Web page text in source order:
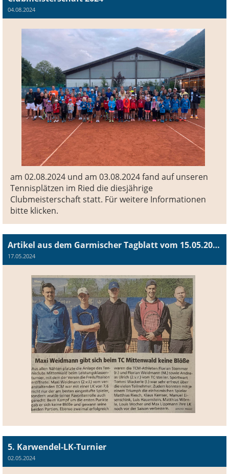
04.08.2024
am 02.08.2024 und am 03.08.2024 fand auf unseren
Tennisplätzen im Ried die diesjährige
Clubmeisterschaft statt. Für weitere Informationen
bitte klicken.
Artikel aus dem Garmischer Tagblatt vom 15.05.2024
17.05.2024
5. Karwendel-LK-Turnier
02.05.2024